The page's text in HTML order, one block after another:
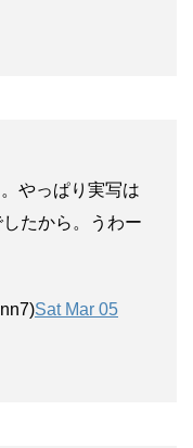
やっぱり実写は
たから。うわー
Sat Mar 05